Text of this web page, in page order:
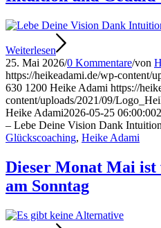
Weiterlesen
25. Mai 2026/0 Kommentare/von
https://heikeadami.de/wp-content/
630 1200 Heike Adami https://
content/uploads/2021/09/
Heike Adami2026-05-25 06:00:00
– Lebe Deine Vision Dank
Glückscoaching, Heike Adami
Dieser Monat Mai
am Sonntag